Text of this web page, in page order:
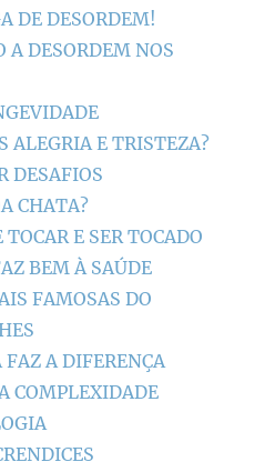
DE DESORDEM!
A DESORDEM NOS
ALEGRIA E TRISTEZA?
DESAFIOS
CHATA?
E SER TOCADO
BEM À SAÚDE
FAMOSAS DO
A DIFERENÇA
COMPLEXIDADE